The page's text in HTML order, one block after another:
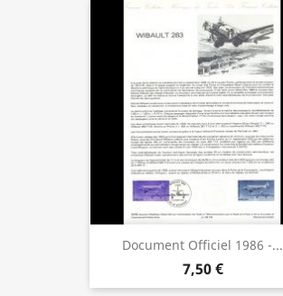
Document Officiel 1986 -...
7,50 €